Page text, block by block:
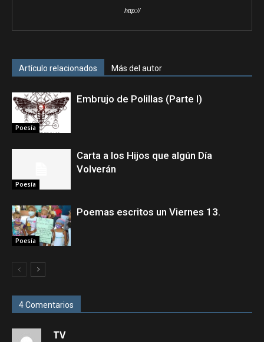
http://
Artículo relacionados Más del autor
Poesía
Embrujo de Polillas (Parte I)
Poesía
Carta a los Hijos que algún Día
Volverán
Poesía
Poemas escritos un Viernes 13.
4 Comentarios
TV